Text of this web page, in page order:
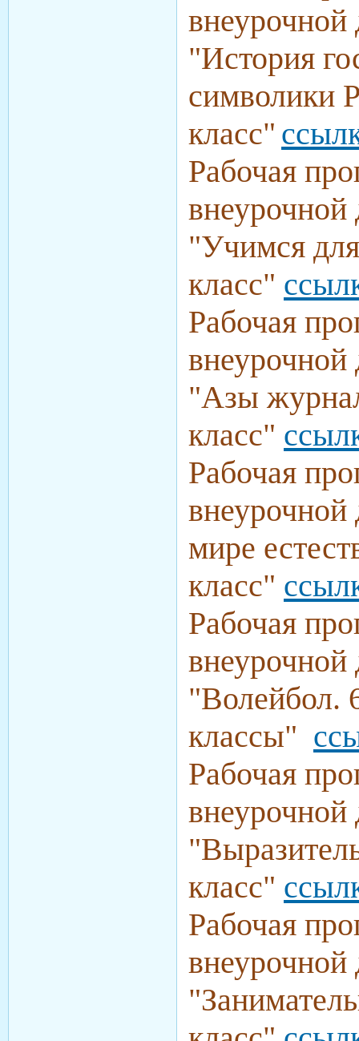
внеурочной
"История
символики
класс"
Рабочая
внеурочной
"Учимся
класс"
Рабочая
внеурочной
"Азы
класс"
Рабочая
внеурочной
мире
класс"
Рабочая
внеурочной
"Волейбол.
классы"
Рабочая
внеурочной
класс"
Рабочая
внеурочной